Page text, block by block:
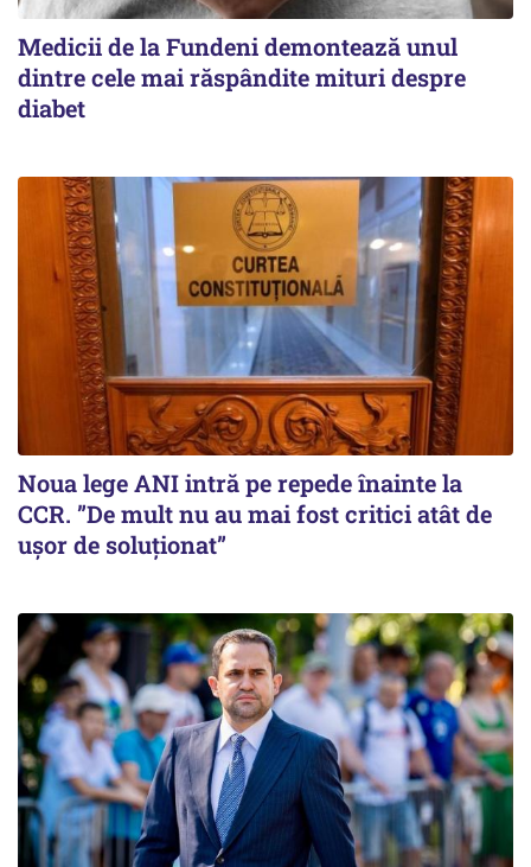
Medicii de la Fundeni demontează unul
dintre cele mai răspândite mituri despre
diabet
Noua lege ANI intră pe repede înainte la
CCR. ”De mult nu au mai fost critici atât de
ușor de soluționat”